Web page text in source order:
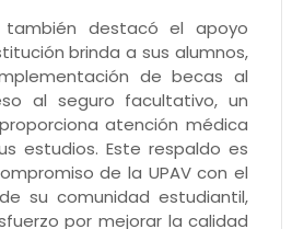
destacó el apoyo
brinda a sus alumnos,
de becas al
al seguro facultativo, un
atención médica
estudios. Este respaldo es
de la UPAV con el
su comunidad estudiantil,
por mejorar la calidad